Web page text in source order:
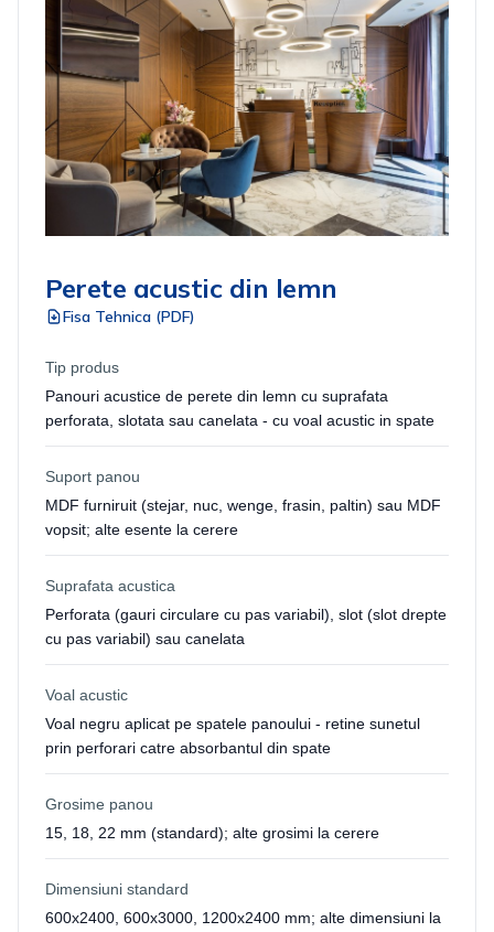
Perete acustic din lemn
Fisa Tehnica (PDF)
Tip produs
Panouri acustice de perete din lemn cu suprafata
perforata, slotata sau canelata - cu voal acustic in spate
Suport panou
MDF furniruit (stejar, nuc, wenge, frasin, paltin) sau MDF
vopsit; alte esente la cerere
Suprafata acustica
Perforata (gauri circulare cu pas variabil), slot (slot drepte
cu pas variabil) sau canelata
Voal acustic
Voal negru aplicat pe spatele panoului - retine sunetul
prin perforari catre absorbantul din spate
Grosime panou
15, 18, 22 mm (standard); alte grosimi la cerere
Dimensiuni standard
600x2400, 600x3000, 1200x2400 mm; alte dimensiuni la